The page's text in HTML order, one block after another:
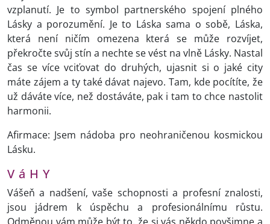
vzplanutí. Je to symbol partnerského spojení plného
Lásky a porozumění. Je to Láska sama o sobě, Láska,
která není ničím omezena která se může rozvíjet,
překročte svůj stín a nechte se vést na vlně Lásky. Nastal
čas se více vciťovat do druhých, ujasnit si o jaké city
máte zájem a ty také dávat najevo. Tam, kde pocítíte, že
už dáváte více, než dostáváte, pak i tam to chce nastolit
harmonii.
Afirmace: Jsem nádoba pro neohraničenou kosmickou
Lásku.
V á H Y
Vášeň a nadšení, vaše schopnosti a profesní znalosti,
jsou jádrem k úspěchu a profesionálnímu růstu.